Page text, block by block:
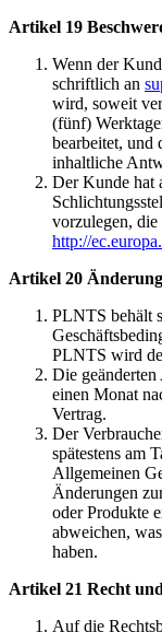
Artikel 19
Wenn der
schriftlich an
wird, soweit
(fünf)
bearbeitet, und
inhaltliche
Der Kunde hat
vorzulegen, die
http://
Artikel 20
PLNTS behält
PLNTS wird
Die
einen Monat
Vertrag.
Der
spätestens am
Allgemeinen
Änderungen
oder Produkte
abweichen,
haben.
Artikel 21 Recht
Auf die